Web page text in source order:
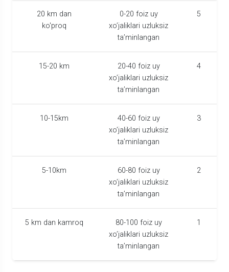
20 km dan
ko'proq
0-20 foiz uy
xo’jaliklari uzluksiz
ta’minlangan
5
15-20 km
20-40 foiz uy
xo’jaliklari uzluksiz
ta’minlangan
4
10-15km
40-60 foiz uy
xo’jaliklari uzluksiz
ta’minlangan
3
5-10km
60-80 foiz uy
xo’jaliklari uzluksiz
ta’minlangan
2
5 km dan kamroq
80-100 foiz uy
xo’jaliklari uzluksiz
ta’minlangan
1